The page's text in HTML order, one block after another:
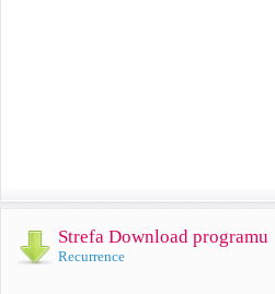
Strefa Download programu
Recurrence